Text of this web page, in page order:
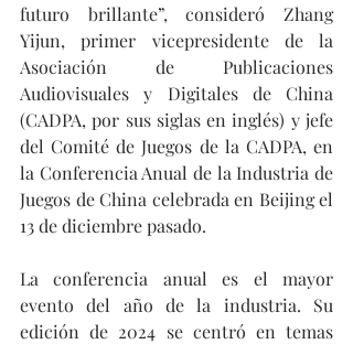
futuro brillante”, consideró Zhang
Yijun, primer vicepresidente de la
Asociación de Publicaciones
Audiovisuales y Digitales de China
(CADPA, por sus siglas en inglés) y jefe
del Comité de Juegos de la CADPA, en
la Conferencia Anual de la Industria de
Juegos de China celebrada en Beijing el
13 de diciembre pasado.
La conferencia anual es el mayor
evento del año de la industria. Su
edición de 2024 se centró en temas